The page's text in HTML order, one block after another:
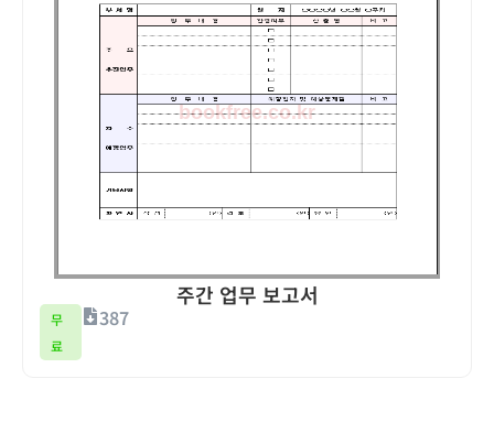
주간 업무 보고서
무
료
387